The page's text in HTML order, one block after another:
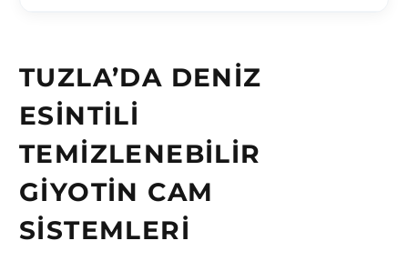
TUZLA’DA DENIZ
ESINTILI
TEMIZLENEBILIR
GIYOTIN CAM
SISTEMLERI